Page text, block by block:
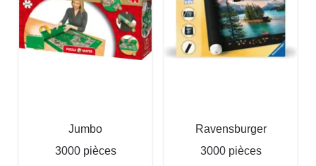
Jumbo
3000 pièces
Ravensburger
3000 pièces